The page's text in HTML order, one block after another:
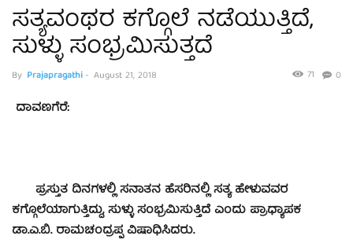
ಸತ್ಯವಂಥರ ಕಗ್ಗೊಲೆ ನಡೆಯುತ್ತಿದೆ,
ಸುಳ್ಳು ಸಂಭ್ರಮಿಸುತ್ತದೆ
By Prajapragathi- August 21, 2018 0
71
ದಾವಣಗೆರೆ:
ಪ್ರಸ್ತುತ ದಿನಗಳಲ್ಲಿ ಸನಾತನ ಹೆಸರಿನಲ್ಲಿ ಸತ್ಯ ಹೇಳುವವರ
ಕಗ್ಗೊಲೆಯಾಗುತ್ತಿದ್ದು, ಸುಳ್ಳು ಸಂಭ್ರಮಿಸುತ್ತಿದೆ ಎಂದು ಪ್ರಾಧ್ಯಾಪಕ
ಡಾ.ಎ.ಬಿ. ರಾಮಚಂದ್ರಪ್ಪ ವಿಷಾಧಿಸಿದರು.